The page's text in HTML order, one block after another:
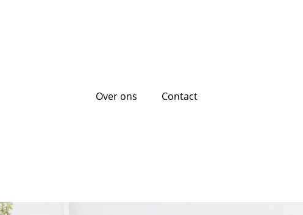
Over ons Contact